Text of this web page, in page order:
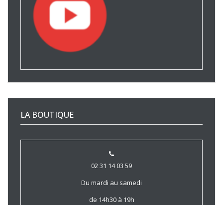
LA BOUTIQUE
02 31 14 03 59
Du mardi au samedi
de 14h30 à 19h